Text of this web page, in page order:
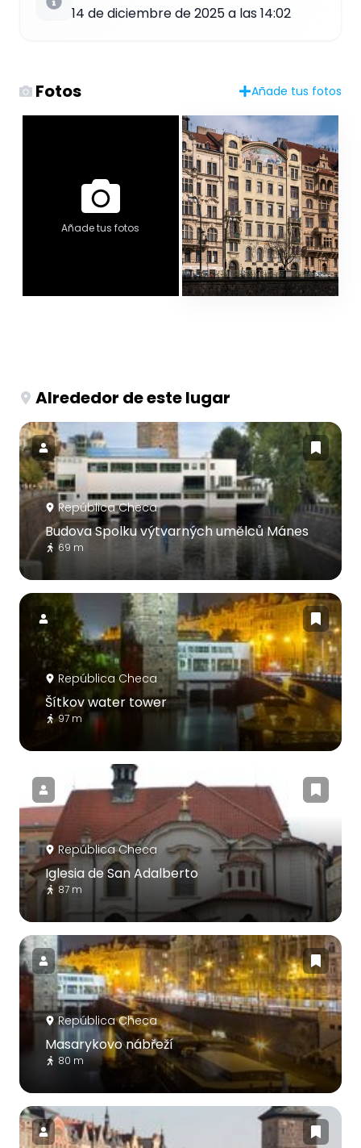
14 de diciembre de 2025 a las 14:02
Fotos Añade tus fotos
Añade tus fotos
Alrededor de este lugar
República Checa
Budova Spolku výtvarných umělců Mánes
69 m
República Checa
Šítkov water tower
97 m
República Checa
Iglesia de San Adalberto
87 m
República Checa
Masarykovo nábřeží
80 m